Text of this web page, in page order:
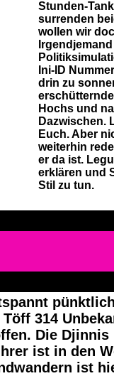
Stunden-
surrenden
wollen wir
Ini-ID
drin zu
Hochs und
Dazwischen.
Euch. Aber
weiterhin
er da ist.
erklären und
Stil zu tun.
314
Die Djinnis
ist in den
ist